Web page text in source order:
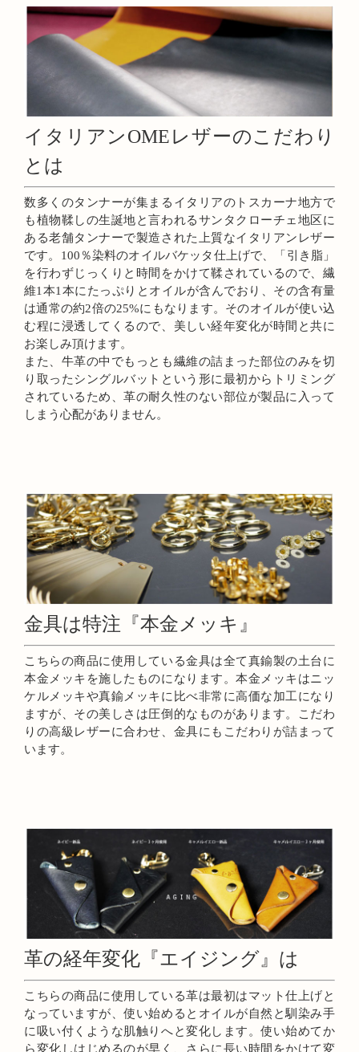
イタリアンOMEレザーのこだわり
とは
数多くのタンナーが集まるイタリアのトスカーナ地方で
も植物鞣しの生誕地と言われるサンタクローチェ地区に
ある老舗タンナーで製造された上質なイタリアンレザー
です。100％染料のオイルバケッタ仕上げで、「引き脂」
を行わずじっくりと時間をかけて鞣されているので、繊
維1本1本にたっぷりとオイルが含んでおり、その含有量
は通常の約2倍の25%にもなります。そのオイルが使い込
む程に浸透してくるので、美しい経年変化が時間と共に
お楽しみ頂けます。
また、牛革の中でもっとも繊維の詰まった部位のみを切
り取ったシングルバットという形に最初からトリミング
されているため、革の耐久性のない部位が製品に入って
しまう心配がありません。
金具は特注『本金メッキ』
こちらの商品に使用している金具は全て真鍮製の土台に
本金メッキを施したものになります。本金メッキはニッ
ケルメッキや真鍮メッキに比べ非常に高価な加工になり
ますが、その美しさは圧倒的なものがあります。こだわ
りの高級レザーに合わせ、金具にもこだわりが詰まって
います。
革の経年変化『エイジング』は
こちらの商品に使用している革は最初はマット仕上げと
なっていますが、使い始めるとオイルが自然と馴染み手
に吸い付くような肌触りへと変化します。使い始めてか
ら変化しはじめるのが早く、さらに長い時間をかけて変